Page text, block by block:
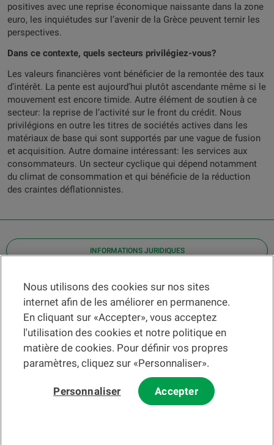
positives avec une reprise économique naissante dans la zone
euro, les inquiétudes sur l’avenir de la Grèce peuvent ternir les
perspectives.
Dans ce contexte, quels secteurs privilégiez-vous?
Les valeurs financières vont bénéficier de la remontée des taux
d’intérêt. La pente est aujourd’hui plutôt ascendante même si le
mouvement est encore timide. Autre élément de soutien à ce
secteur: la reprise de l’activité sur le front du crédit. Nous
privilégions en outre les titres de sociétés actives dans les
matériaux de base qui sont supportés par une vague de fusion
et acquisition. Autre domaine intéressant: les services aux
consommateurs. Un secteur cyclique qui dépend notamment
du climat de consommation et qui bénéficie de la réduction
des craintes déflationnistes.
INFORMATIONS JURIDIQUES
Contact
Localiser une agence
Aide
Actualités
Taux de change
Nous utilisons des cookies sur nos sites
internet afin de les améliorer en permanence.
En cliquant sur «Accepter», vous acceptez
l'utilisation des cookies et notre politique en
matière de cookies. Pour définir vos propres
paramètres, cliquez sur «Personnaliser».
Personnaliser Accepter